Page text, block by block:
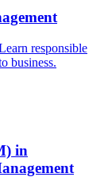
responsible
business.
in